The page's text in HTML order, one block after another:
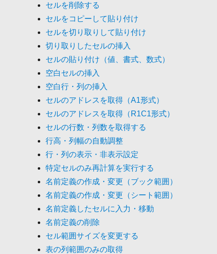
セルを削除する
セルをコピーして貼り付け
セルを切り取りして貼り付け
切り取りしたセルの挿入
セルの貼り付け（値、書式、数式）
空白セルの挿入
空白行・列の挿入
セルのアドレスを取得（A1形式）
セルのアドレスを取得（R1C1形式）
セルの行数・列数を取得する
行高・列幅の自動調整
行・列の表示・非表示設定
特定セルのみ再計算を実行する
名前定義の作成・変更（ブック範囲）
名前定義の作成・変更（シート範囲）
名前定義したセルに入力・移動
名前定義の削除
セル範囲サイズを変更する
表の列範囲のみの取得